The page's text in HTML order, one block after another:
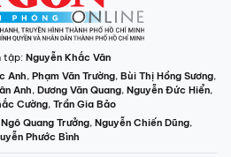
tập: Nguyễn Khắc Văn
Anh, Phạm Văn Trường, Bùi Thị Hồng Sương,
Anh, Dương Văn Quang, Nguyễn Đức Hiển,
Cường, Trần Gia Bảo
Ngô Quang Trưởng, Nguyễn Chiến Dũng,
Phước Bình